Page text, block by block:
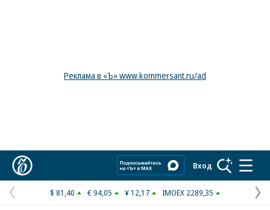
Реклама в «Ъ» www.kommersant.ru/ad
Вход
Предыдущая
$ 81,40 € 94,05 ¥ 12,17 IMOEX 2289,35